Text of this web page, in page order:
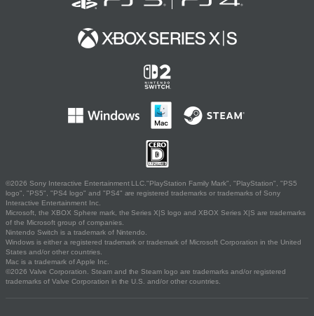
©2026 Sony Interactive Entertainment LLC."PlayStation Family Mark", "PlayStation", "PS5
logo", "PS5", "PS4 logo" and "PS4" are registered trademarks or trademarks of Sony
Interactive Entertainment Inc.
Microsoft, the XBOX Sphere mark, the Series X|S logo and XBOX Series X|S are trademarks
of the Microsoft group of companies.
Nintendo Switch is a trademark of Nintendo.
Windows is either a registered trademark or trademark of Microsoft Corporation in the United
States and/or other countries.
Mac is a trademark of Apple Inc.
©2026 Valve Corporation. Steam and the Steam logo are trademarks and/or registered
trademarks of Valve Corporation in the U.S. and/or other countries.